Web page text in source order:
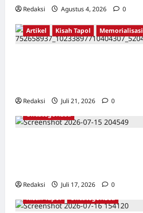
Redaksi Agustus 4, 2026 0
Artikel Kisah Tapol Memorialisasi
Redaksi Juli 21, 2026
0
Uncategorized
Redaksi Juli 17, 2026
0
Kisah Tapol
Uncategorized